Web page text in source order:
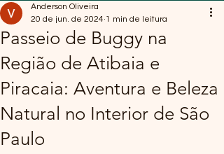
Passeio de Buggy na
Região de Atibaia e
Piracaia: Aventura e Beleza
Natural no Interior de São
Paulo
Anderson Oliveira
20 de jun. de 2024 1 min de leitura